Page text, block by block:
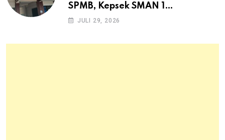
SPMB, Kepsek SMAN 1
Dayeuhkolot Dikeluhkan Orang
JULI 29, 2026